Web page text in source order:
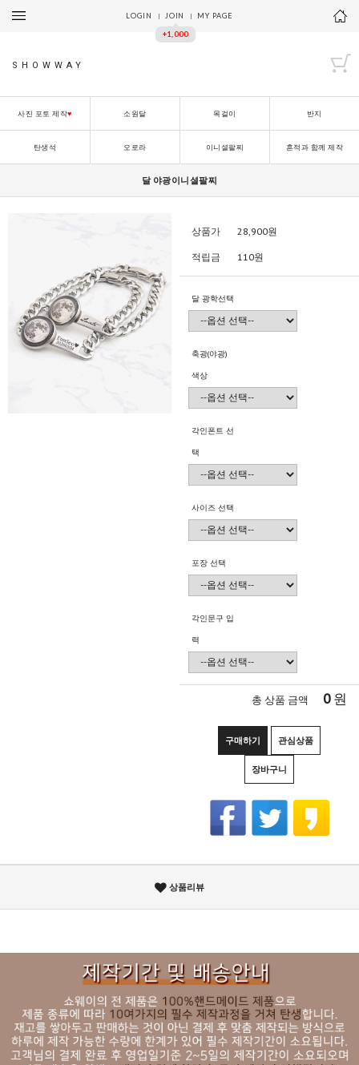
LOGIN JOIN
+1,000
MY PAGE
SHOWWAY
사진 포토 제작♥ 소원달 목걸이 반지
탄생석 오로라 이니셜팔찌 흔적과 함께 제작
달 야광이니셜팔찌
상품가 28,900원
적립금 110원
달 광학선택
축광(야광)
색상
각인폰트 선
택
사이즈 선택
포장 선택
각인문구 입
력
총 상품 금액 0원
구매하기 관심상품
장바구니
상품리뷰